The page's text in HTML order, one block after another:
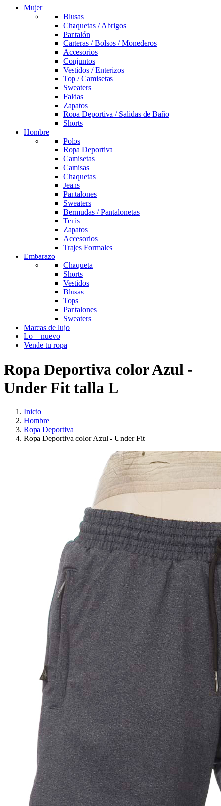
Mujer
Blusas
Chaquetas / Abrigos
Pantalón
Carteras / Bolsos / Monederos
Accesorios
Conjuntos
Vestidos / Enterizos
Top / Camisetas
Sweaters
Faldas
Zapatos
Ropa Deportiva / Salidas de Baño
Shorts
Hombre
Polos
Ropa Deportiva
Camisetas
Camisas
Chaquetas
Jeans
Pantalones
Sweaters
Bermudas / Pantalonetas
Tenis
Zapatos
Accesorios
Trajes Formales
Embarazo
Chaqueta
Shorts
Vestidos
Blusas
Tops
Pantalones
Sweaters
Marcas de lujo
Lo + nuevo
Vende tu ropa
Ropa Deportiva color Azul -
Under Fit talla L
Inicio
Hombre
Ropa Deportiva
Ropa Deportiva color Azul - Under Fit